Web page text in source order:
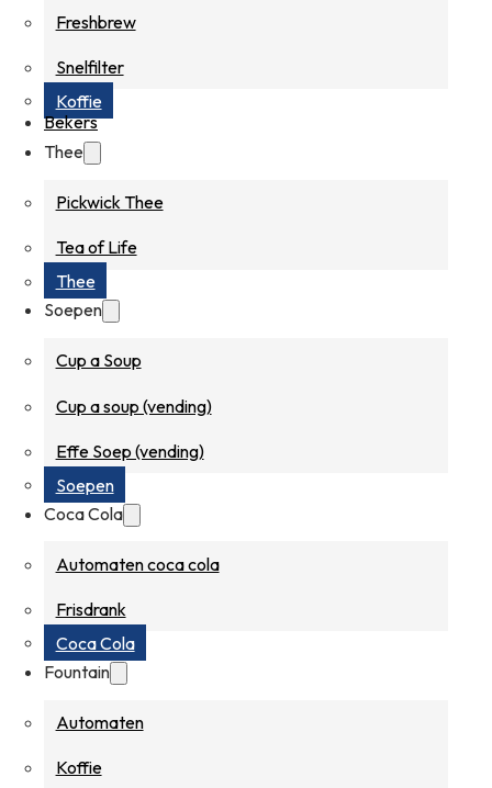
Freshbrew
Snelfilter
Koffie
Bekers
Thee
Pickwick Thee
Tea of Life
Thee
Soepen
Cup a Soup
Cup a soup (vending)
Effe Soep (vending)
Soepen
Coca Cola
Automaten coca cola
Frisdrank
Coca Cola
Fountain
Automaten
Koffie